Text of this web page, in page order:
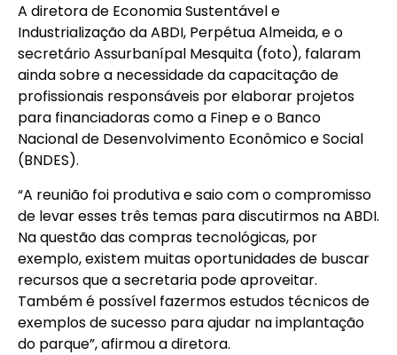
A diretora de Economia Sustentável e
Industrialização da ABDI, Perpétua Almeida, e o
secretário Assurbanípal Mesquita (foto), falaram
ainda sobre a necessidade da capacitação de
profissionais responsáveis por elaborar projetos
para financiadoras como a Finep e o Banco
Nacional de Desenvolvimento Econômico e Social
(BNDES).
“A reunião foi produtiva e saio com o compromisso
de levar esses três temas para discutirmos na ABDI.
Na questão das compras tecnológicas, por
exemplo, existem muitas oportunidades de buscar
recursos que a secretaria pode aproveitar.
Também é possível fazermos estudos técnicos de
exemplos de sucesso para ajudar na implantação
do parque”, afirmou a diretora.